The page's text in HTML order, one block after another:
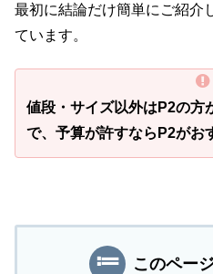
最初に結論だけ簡単にご紹介
ています。
値段・サイズ以外はP2の方
で、予算が許すならP2がお
このペー